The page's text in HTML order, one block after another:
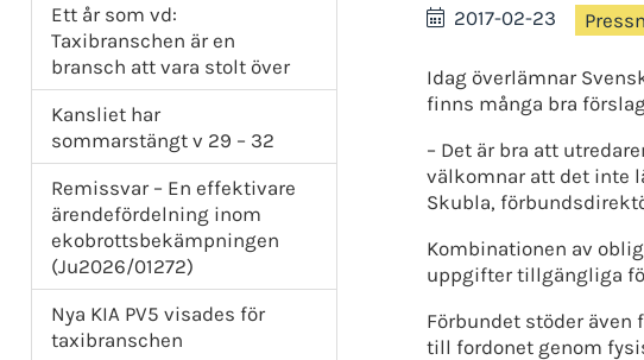
Ett år som vd:
Taxibranschen är en
bransch att vara stolt över
Kansliet har
sommarstängt v 29 – 32
Remissvar – En effektivare
ärendefördelning inom
ekobrottsbekämpningen
(Ju2026/01272)
Nya KIA PV5 visades för
taxibranschen
2017-02-23
Idag överlämnar
finns många bra
– Det är bra att
välkomnar att det inte
Skubla,
Kombinationen av
uppgifter tillgängliga
Förbundet stöder
till fordonet genom